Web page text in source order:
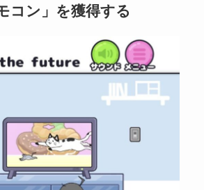
コン」を獲得する